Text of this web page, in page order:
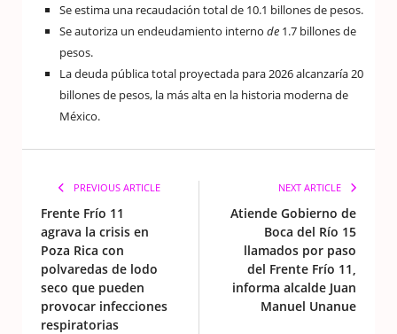
Se estima una recaudación total de 10.1 billones de pesos.
Se autoriza un endeudamiento interno de 1.7 billones de
pesos.
La deuda pública total proyectada para 2026 alcanzaría 20
billones de pesos, la más alta en la historia moderna de
México.
PREVIOUS ARTICLE
Frente Frío 11
agrava la crisis en
Poza Rica con
polvaredas de lodo
seco que pueden
provocar infecciones
respiratorias
NEXT ARTICLE
Atiende Gobierno de
Boca del Río 15
llamados por paso
del Frente Frío 11,
informa alcalde Juan
Manuel Unanue